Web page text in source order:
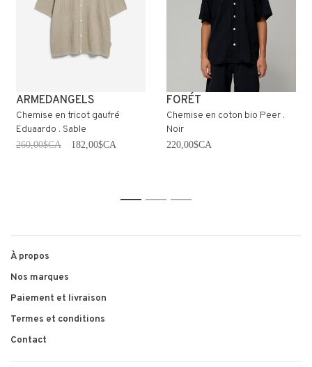
ARMEDANGELS
Chemise en tricot gaufré
Eduaardo . Sable
260,00$CA 182,00$CA
FORÉT
Chemise en coton bio Peer .
Noir
220,00$CA
1 2 3
À propos
Nos marques
Paiement et livraison
Termes et conditions
Contact